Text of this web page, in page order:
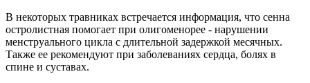
В некоторых травниках встречается информация, что сенна
остролистная помогает при олигоменорее - нарушении
менструального цикла с длительной задержкой месячных.
Также ее рекомендуют при заболеваниях сердца, болях в
спине и суставах.